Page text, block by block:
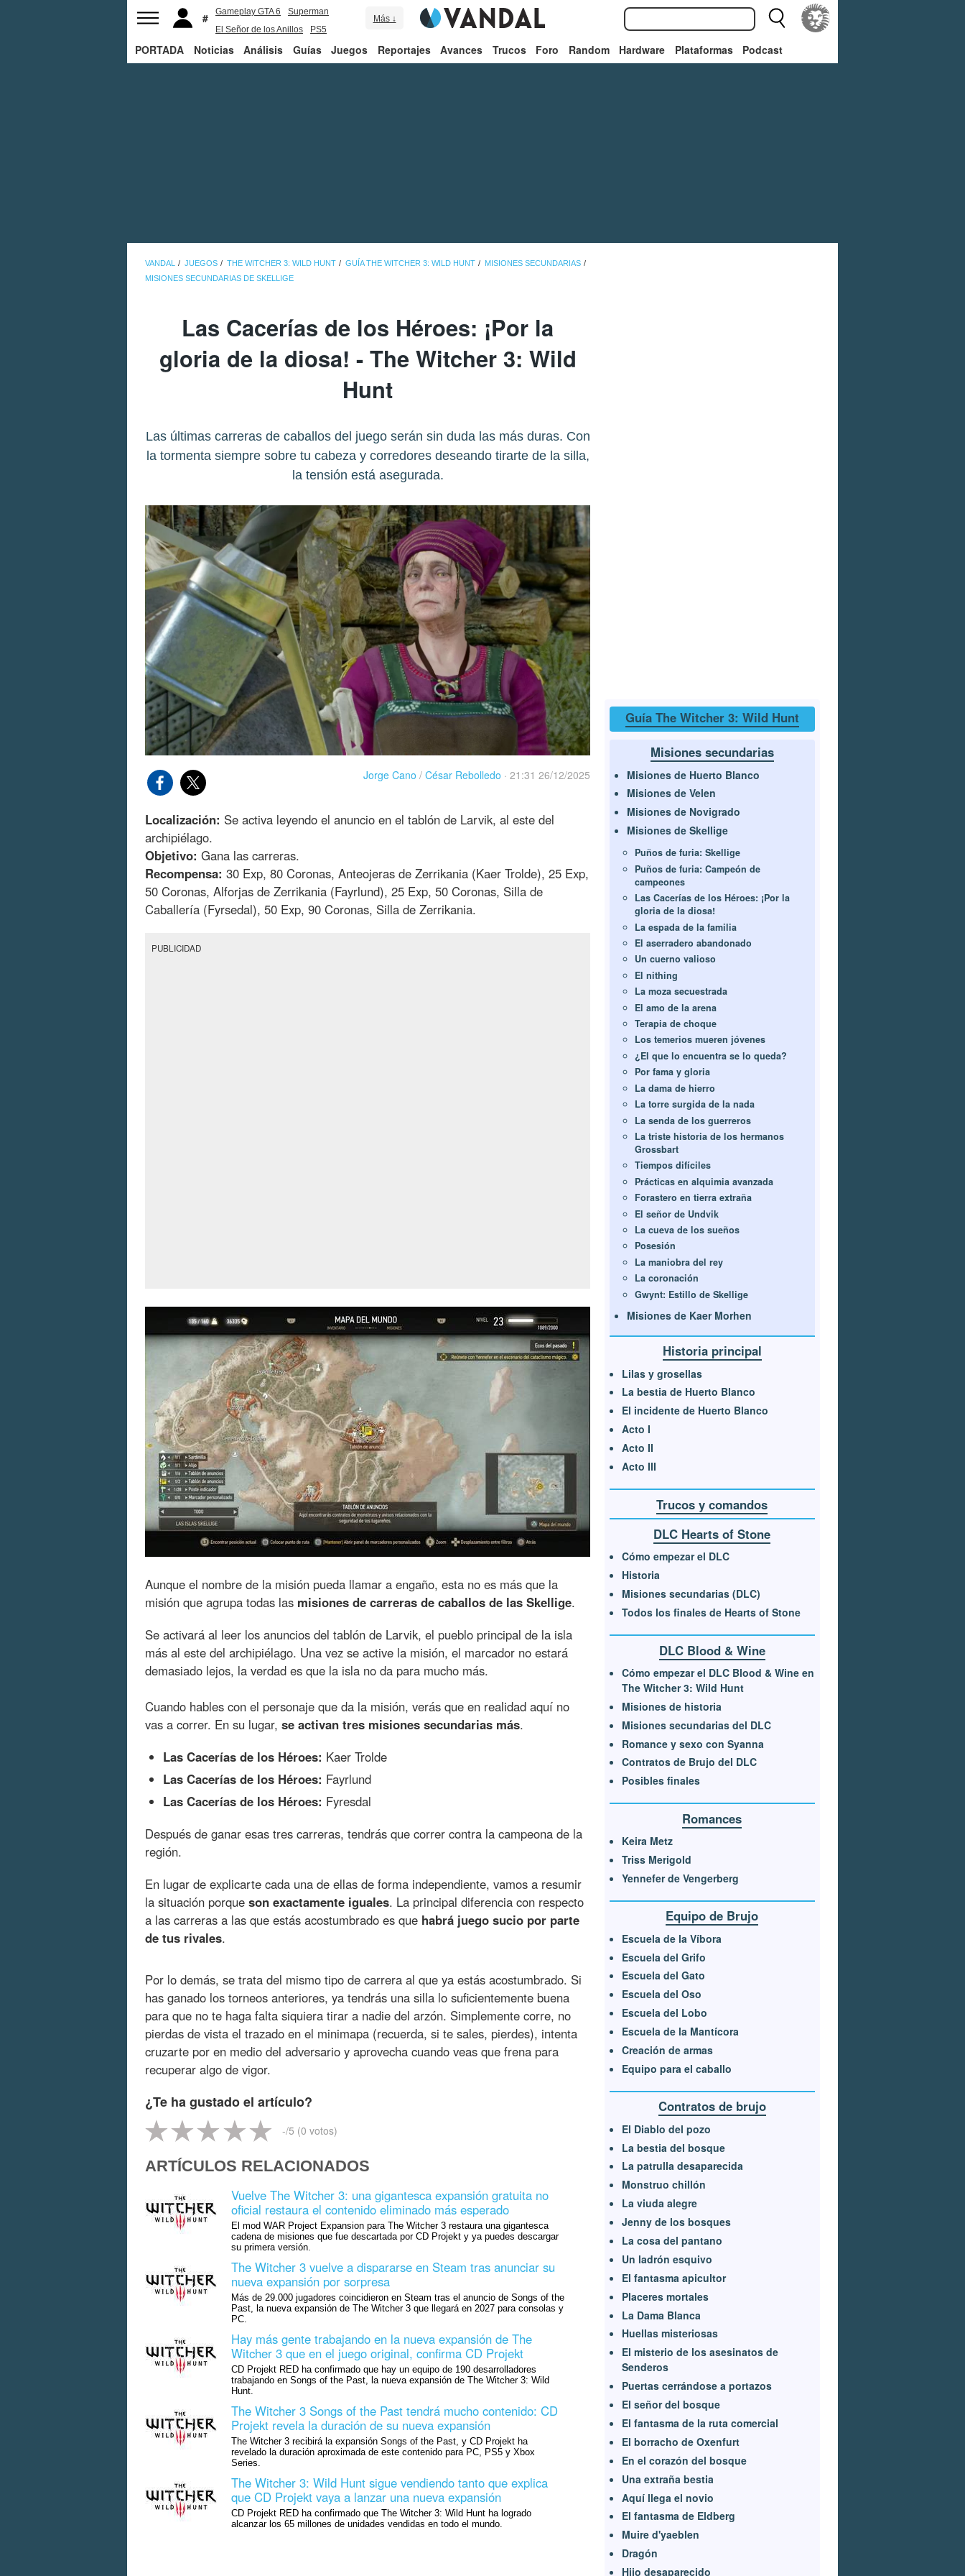
Gameplay GTA 6
Superman
El Señor de los Anillos
PS5
Más ↓
PORTADA Noticias Análisis Guías Juegos Reportajes Avances Trucos Foro Random Hardware Plataformas Podcast
VANDAL JUEGOS THE WITCHER 3: WILD HUNT GUÍA THE WITCHER 3: WILD HUNT
MISIONES SECUNDARIAS
MISIONES SECUNDARIAS DE SKELLIGE
Las Cacerías de los Héroes: ¡Por la
gloria de la diosa! - The Witcher 3: Wild
Hunt
Las últimas carreras de caballos del juego serán sin duda las más duras. Con
la tormenta siempre sobre tu cabeza y corredores deseando tirarte de la silla,
la tensión está asegurada.
Jorge Cano / César Rebolledo · 21:31 26/12/2025
Localización: Se activa leyendo el anuncio en el tablón de Larvik, al este del
archipiélago.
Objetivo: Gana las carreras.
Recompensa: 30 Exp, 80 Coronas, Anteojeras de Zerrikania (Kaer Trolde), 25 Exp,
50 Coronas, Alforjas de Zerrikania (Fayrlund), 25 Exp, 50 Coronas, Silla de
Caballería (Fyrsedal), 50 Exp, 90 Coronas, Silla de Zerrikania.
PUBLICIDAD
Aunque el nombre de la misión pueda llamar a engaño, esta no es más que la
misión que agrupa todas las misiones de carreras de caballos de las Skellige.
Se activará al leer los anuncios del tablón de Larvik, el pueblo principal de la isla
más al este del archipiélago. Una vez se active la misión, el marcador no estará
demasiado lejos, la verdad es que la isla no da para mucho más.
Cuando hables con el personaje que da la misión, verás que en realidad aquí no
vas a correr. En su lugar, se activan tres misiones secundarias más.
Las Cacerías de los Héroes: Kaer Trolde
Las Cacerías de los Héroes: Fayrlund
Las Cacerías de los Héroes: Fyresdal
Después de ganar esas tres carreras, tendrás que correr contra la campeona de la
región.
En lugar de explicarte cada una de ellas de forma independiente, vamos a resumir
la situación porque son exactamente iguales. La principal diferencia con respecto
a las carreras a las que estás acostumbrado es que habrá juego sucio por parte
de tus rivales.
Por lo demás, se trata del mismo tipo de carrera al que ya estás acostumbrado. Si
has ganado los torneos anteriores, ya tendrás una silla lo suficientemente buena
para que no te haga falta siquiera tirar a nadie del arzón. Simplemente corre, no
pierdas de vista el trazado en el minimapa (recuerda, si te sales, pierdes), intenta
cruzarte por en medio del adversario y aprovecha cuando veas que frena para
recuperar algo de vigor.
¿Te ha gustado el artículo?
-/5 (0 votos)
ARTÍCULOS RELACIONADOS
Vuelve The Witcher 3: una gigantesca expansión gratuita no
oficial restaura el contenido eliminado más esperado
El mod WAR Project Expansion para The Witcher 3 restaura una gigantesca
cadena de misiones que fue descartada por CD Projekt y ya puedes descargar
su primera versión.
The Witcher 3 vuelve a dispararse en Steam tras anunciar su
nueva expansión por sorpresa
Más de 29.000 jugadores coincidieron en Steam tras el anuncio de Songs of the
Past, la nueva expansión de The Witcher 3 que llegará en 2027 para consolas y
PC.
Hay más gente trabajando en la nueva expansión de The
Witcher 3 que en el juego original, confirma CD Projekt
CD Projekt RED ha confirmado que hay un equipo de 190 desarrolladores
trabajando en Songs of the Past, la nueva expansión de The Witcher 3: Wild
Hunt.
The Witcher 3 Songs of the Past tendrá mucho contenido: CD
Projekt revela la duración de su nueva expansión
The Witcher 3 recibirá la expansión Songs of the Past, y CD Projekt ha
revelado la duración aproximada de este contenido para PC, PS5 y Xbox
Series.
The Witcher 3: Wild Hunt sigue vendiendo tanto que explica
que CD Projekt vaya a lanzar una nueva expansión
CD Projekt RED ha confirmado que The Witcher 3: Wild Hunt ha logrado
alcanzar los 65 millones de unidades vendidas en todo el mundo.
Guía The Witcher 3: Wild Hunt
Misiones secundarias
Misiones de Huerto Blanco
Misiones de Velen
Misiones de Novigrado
Misiones de Skellige
Puños de furia: Skellige
Puños de furia: Campeón de
campeones
Las Cacerías de los Héroes: ¡Por la
gloria de la diosa!
La espada de la familia
El aserradero abandonado
Un cuerno valioso
El nithing
La moza secuestrada
El amo de la arena
Terapia de choque
Los temerios mueren jóvenes
¿El que lo encuentra se lo queda?
Por fama y gloria
La dama de hierro
La torre surgida de la nada
La senda de los guerreros
La triste historia de los hermanos
Grossbart
Tiempos difíciles
Prácticas en alquimia avanzada
Forastero en tierra extraña
El señor de Undvik
La cueva de los sueños
Posesión
La maniobra del rey
La coronación
Gwynt: Estillo de Skellige
Misiones de Kaer Morhen
Historia principal
Lilas y grosellas
La bestia de Huerto Blanco
El incidente de Huerto Blanco
Acto I
Acto II
Acto III
Trucos y comandos
DLC Hearts of Stone
Cómo empezar el DLC
Historia
Misiones secundarias (DLC)
Todos los finales de Hearts of Stone
DLC Blood & Wine
Cómo empezar el DLC Blood & Wine en
The Witcher 3: Wild Hunt
Misiones de historia
Misiones secundarias del DLC
Romance y sexo con Syanna
Contratos de Brujo del DLC
Posibles finales
Romances
Keira Metz
Triss Merigold
Yennefer de Vengerberg
Equipo de Brujo
Escuela de la Víbora
Escuela del Grifo
Escuela del Gato
Escuela del Oso
Escuela del Lobo
Escuela de la Mantícora
Creación de armas
Equipo para el caballo
Contratos de brujo
El Diablo del pozo
La bestia del bosque
La patrulla desaparecida
Monstruo chillón
La viuda alegre
Jenny de los bosques
La cosa del pantano
Un ladrón esquivo
El fantasma apicultor
Placeres mortales
La Dama Blanca
Huellas misteriosas
El misterio de los asesinatos de
Senderos
Puertas cerrándose a portazos
El señor del bosque
El fantasma de la ruta comercial
El borracho de Oxenfurt
En el corazón del bosque
Una extraña bestia
Aquí llega el novio
El fantasma de Eldberg
Muire d'yaeblen
Dragón
Hijo desaparecido